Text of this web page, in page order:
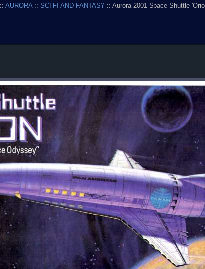
::AURORA::SCI-FI AND FANTASY :: Aurora 2001 Space Shuttle